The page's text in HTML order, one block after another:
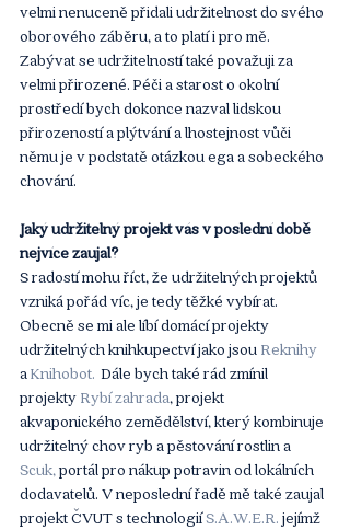
velmi nenuceně přidali udržitelnost do svého
oborového záběru, a to platí i pro mě.
Zabývat se udržitelností také považuji za
velmi přirozené. Péči a starost o okolní
prostředí bych dokonce nazval lidskou
přirozeností a plýtvání a lhostejnost vůči
němu je v podstatě otázkou ega a sobeckého
chování.
Jaký udržitelný projekt vás v poslední době
nejvíce zaujal?
S radostí mohu říct, že udržitelných projektů
vzniká pořád víc, je tedy těžké vybírat.
Obecně se mi ale líbí domácí projekty
udržitelných knihkupectví jako jsou Reknihy
a Knihobot.
  Dále bych také rád zmínil
projekty Rybí zahrada, projekt
akvaponického zemědělství, který kombinuje
udržitelný chov ryb a pěstování rostlin a
Scuk, portál pro nákup potravin od lokálních
dodavatelů. V neposlední řadě mě také zaujal
projekt ČVUT s technologií S.A.W.E.R. jejímž